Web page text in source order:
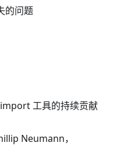
的问题
工具的持续贡献
Neumann，